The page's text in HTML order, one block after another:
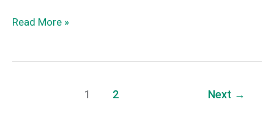
Güncellemesi
v4.00
GFX100
Güncellemesi
Read More »
1 2 Next →